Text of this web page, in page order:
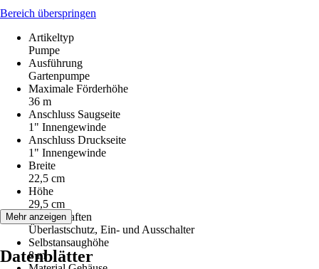
Bereich überspringen
Artikeltyp
Pumpe
Ausführung
Gartenpumpe
Maximale Förderhöhe
36 m
Anschluss Saugseite
1" Innengewinde
Anschluss Druckseite
1" Innengewinde
Breite
22,5 cm
Höhe
29,5 cm
Eigenschaften
Überlastschutz, Ein- und Ausschalter
Selbstansaughöhe
8 m
Mehr anzeigen
Datenblätter